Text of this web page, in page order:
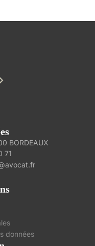
BORDEAUX
71
données